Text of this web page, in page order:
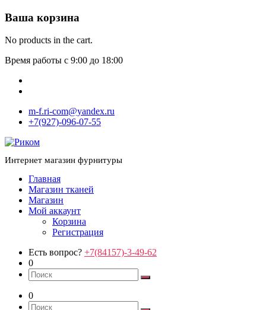
Ваша корзина
No products in the cart.
Время работы с 9:00 до 18:00
m-f.ri-com@yandex.ru
+7(927)-096-07-55
Интернет магазин фурнитуры
Главная
Магазин тканей
Магазин
Мой аккаунт
Корзина
Регистрация
Есть вопрос? +7(84157)-3-49-62
0
0